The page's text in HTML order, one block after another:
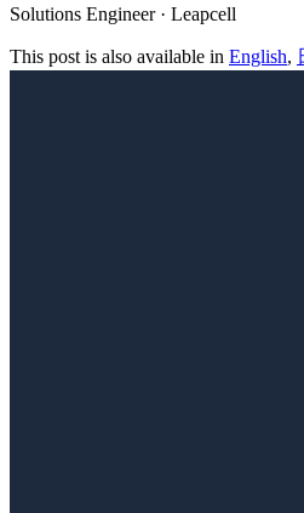
Solutions Engineer · Leapcell
This post is also available in English,